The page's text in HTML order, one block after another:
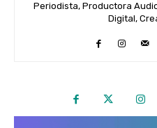
Periodista, Productora
Digital,